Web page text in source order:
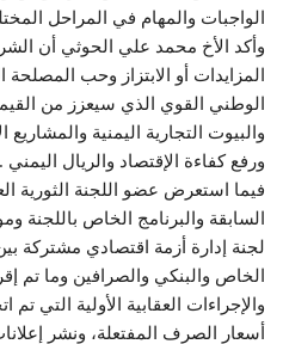
الواجبات والمهام في المراحل
وأكد الأخ محمد علي الحوثي أن
المزايدات أو الابتزاز وحب
الوطني القوي الذي سيعزز من
والبيوت التجارية اليمنية والمشاريع
ورفع كفاءة الإقتصاد والريال اليمني .
فيما استعرض عضو اللجنة الثورية
السابقة والبرنامج الخاص باللجنة
لجنة إدارة أزمة اقتصادي مشتركة
الخاص والبنكي والصرافين وما تم
والإجراءات العقابية الأولية التي
أسعار الصرف المفتعلة، ونشر